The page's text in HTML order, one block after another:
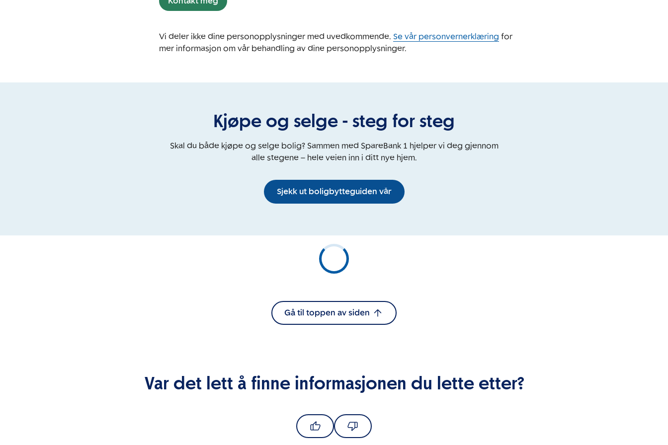
Vi deler ikke dine personopplysninger med uvedkommende. Se vår personvernerklæring for
mer informasjon om vår behandling av dine personopplysninger.
Kjøpe og selge - steg for steg
Skal du både kjøpe og selge bolig? Sammen med SpareBank 1 hjelper vi deg gjennom
alle stegene – hele veien inn i ditt nye hjem.
Sjekk ut boligbytteguiden vår
Gå til toppen av siden
Var det lett å finne informasjonen du lette etter?